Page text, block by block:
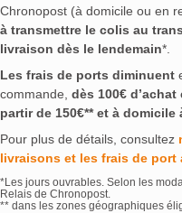
Chronopost (à domicile ou en
à transmettre le colis au
livraison dès le lendemain*.
Les frais de ports diminuent
commande, dès 100€
partir de 150€** et à domicile
Pour plus de détails, consultez
livraisons et les frais de port
*Les jours ouvrables. Selon les
Relais de Chronopost.
** dans les zones géographiques